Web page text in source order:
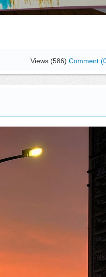
Views (586) Comment